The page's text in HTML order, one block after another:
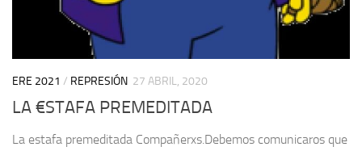
ERE 2021 / REPRESIÓN 27 ABRIL, 2020
LA €STAFA PREMEDITADA
La estafa premeditada Compañerxs.Debemos comunicaros que